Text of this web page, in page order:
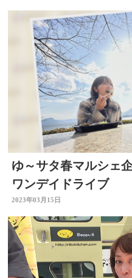
ゆ～サタ春マルシェ
ワンデイドライブ
2023年03月15日